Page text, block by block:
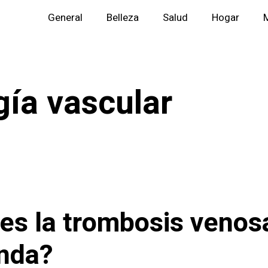
General Belleza Salud Hogar
vascular
la trombosis